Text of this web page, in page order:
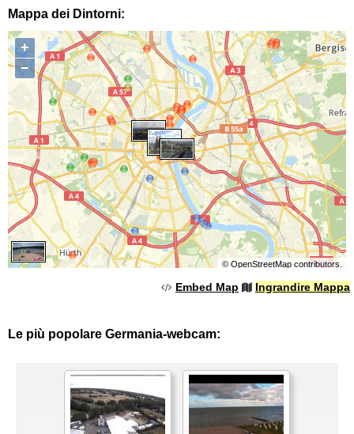
Mappa dei Dintorni:
+
−
© OpenStreetMapcontributors.
Embed Map Ingrandire Mappa
Le più popolare Germania-webcam: